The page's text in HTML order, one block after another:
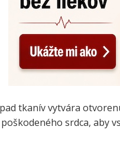
tkanív vytvára
srdca, aby